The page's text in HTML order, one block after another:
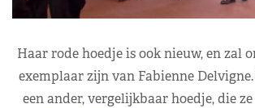
Haar rode hoedje is ook nieuw, en zal
exemplaar zijn van Fabienne
een ander, vergelijkbaar hoedje, die